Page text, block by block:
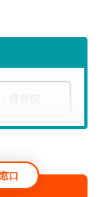
接骨院
口